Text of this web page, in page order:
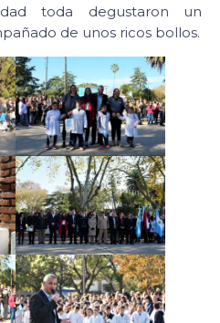
toda degustaron un
de unos ricos bollos.